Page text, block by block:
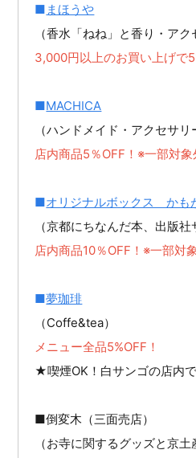
■ まほうや
（香水「ねね」と香り・アク
3,000円以上のお買い上げで
■MACHICA
（ハンドメイド・アクセサリ
店内商品5％OFF！※一部対象
■オリジナルボックス かも
（京都にちなんだ本、出版社
店内商品10％OFF！※一部対
■夢珈琲
（Coffe&tea）
メニュー全品5%OFF！
★喫煙OK！白サンゴの店内
■倒変木（三面売店）
（お寺に関するグッズと京土